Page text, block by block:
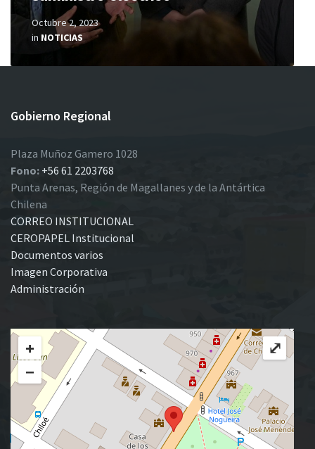
Octubre 2, 2023
in NOTICIAS
Gobierno Regional
Plaza Muñoz Gamero 1028
Fono: +56 61 2203768
Punta Arenas, Región de Magallanes y de la Antártica
Chilena
CORREO INSTITUCIONAL
CEROPAPEL Institucional
Documentos varios
Imagen Corporativa
Administración
+
−
⤢